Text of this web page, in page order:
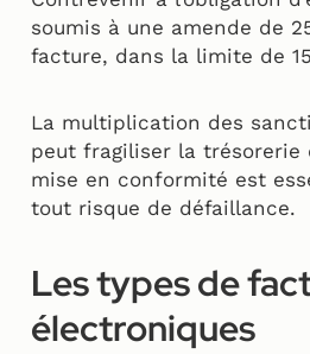
soumis à une amende de
facture, dans la limite de
La multiplication des
peut fragiliser la trésorerie
mise en conformité est
tout risque de défaillance.
Les types de
électroniques